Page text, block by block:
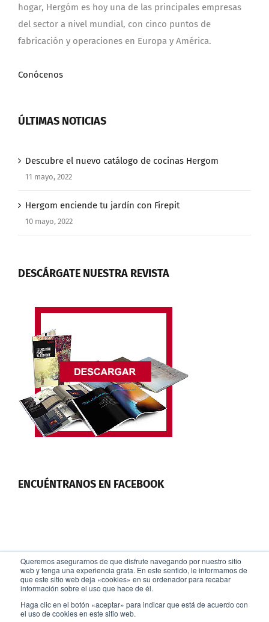
Queremos asegurarnos de que disfrute navegando por nuestro sitio
web y tenga una experiencia grata. En este sentido, le informamos de
que este sitio web deja «cookies» en su ordenador para recabar
información sobre el uso que hace de él.
Haga clic en el botón «aceptar» para indicar que está de acuerdo con
el uso de cookies en este sitio web.
hogar, Hergóm es hoy una de las principales empresas
del sector a nivel mundial, con cinco puntos de
fabricación y operaciones en Europa y América.
Conócenos
ÚLTIMAS NOTICIAS
Descubre el nuevo catálogo de cocinas Hergom
11 mayo, 2022
Hergom enciende tu jardín con Firepit
10 mayo, 2022
DESCÁRGATE NUESTRA REVISTA
ENCUÉNTRANOS EN FACEBOOK
© Copyright -2026 |Industrias Hergóm
reservados